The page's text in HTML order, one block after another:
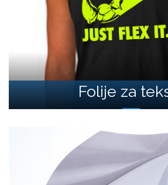
Folije za